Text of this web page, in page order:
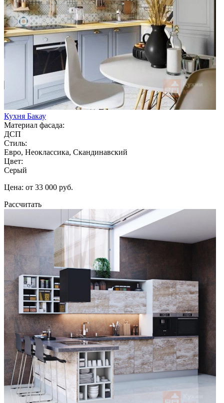
Кухня Бакау
Материал фасада:
ДСП
Стиль:
Евро, Неоклассика, Скандинавский
Цвет:
Серый
Цена: от 33 000 руб.
Рассчитать